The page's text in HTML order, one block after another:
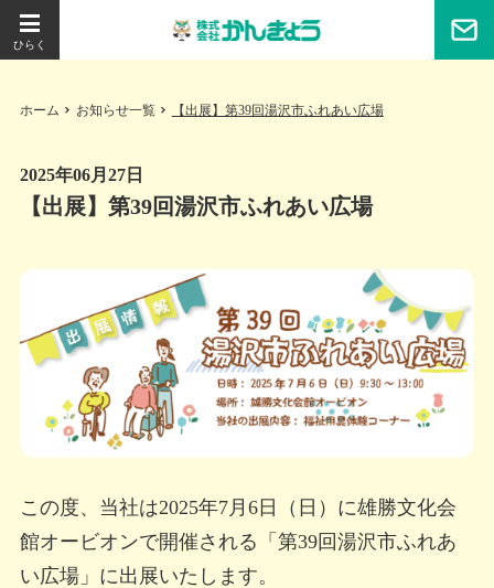
ホーム お知らせ一覧 【出展】第39回湯沢市ふれあい広場
2025年06月27日
【出展】第39回湯沢市ふれあい広場
この度、当社は2025年7月6日（日）に雄勝文化会
館オービオンで開催される「第39回湯沢市ふれあ
い広場」に出展いたします。